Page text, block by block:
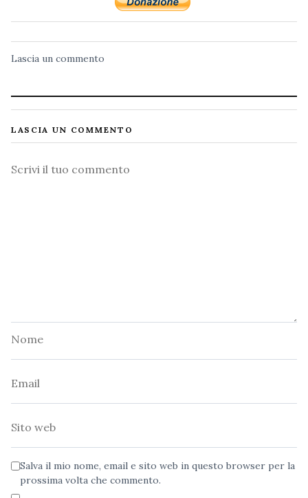
Lascia un commento
LASCIA UN COMMENTO
Commento
Salva il mio nome, email e sito web in questo browser per la
prossima volta che commento.